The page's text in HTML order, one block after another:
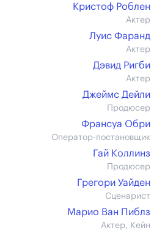
Кристоф Рoблен
Актер
Луис Фаранд
Актер
Дэвид Ригби
Актер
Джеймс Дейли
Продюсер
Франсуа Обри
Оператор-постановщик
Гай Коллинз
Продюсер
Грегори Уайден
Сценарист
Марио Ван Пиблз
Актер, Кейн